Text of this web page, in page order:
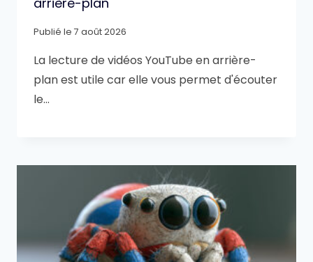
Publié le 7 août 2026
La lecture de vidéos YouTube en arrière-
plan est utile car elle vous permet d'écouter
le…